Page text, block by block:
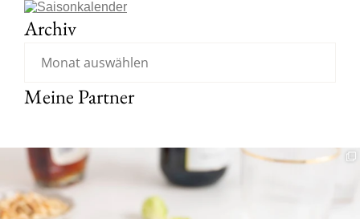
Archiv
Meine Partner